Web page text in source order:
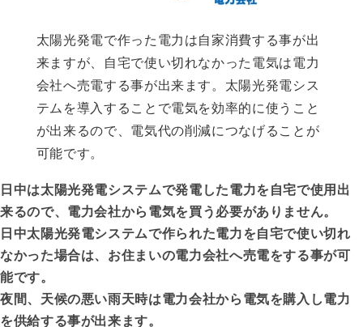
太陽光発電で作った電力は自家消費する事が出
来ますが、自宅で使い切れなかった電気は電力
会社へ売電する事が出来ます。太陽光発電シス
テムを導入することで電気を効率的に使うこと
が出来るので、電気代の削減につなげることが
可能です。
日中は太陽光発電システムで発電した電力を自宅で使用出
来るので、電力会社から電気を買う必要がありません。
日中太陽光発電システムで作られた電力を自宅で使い切れ
なかった場合は、お住まいの電力会社へ売電をする事が可
能です。
夜間、天候の悪い雨天時は電力会社から電気を購入し電力
を供給する事が出来ます。